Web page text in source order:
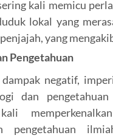
kali memicu
lokal yang
yang
Pengetahuan
negatif,
dan
pengetahuan